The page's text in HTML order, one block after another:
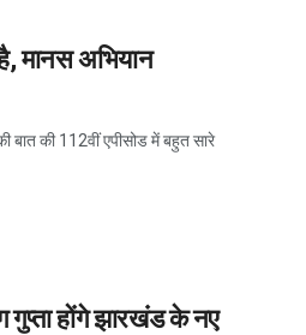
मानस अभियान
बात की 112वीं एपीसोड में बहुत सारे
होंगे झारखंड के नए